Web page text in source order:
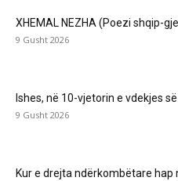
XHEMAL NEZHA (Poezi shqip-
9 Gusht 2026
Ishes, në 10-vjetorin e vdekjes së
9 Gusht 2026
Kur e drejta ndërkombëtare hap